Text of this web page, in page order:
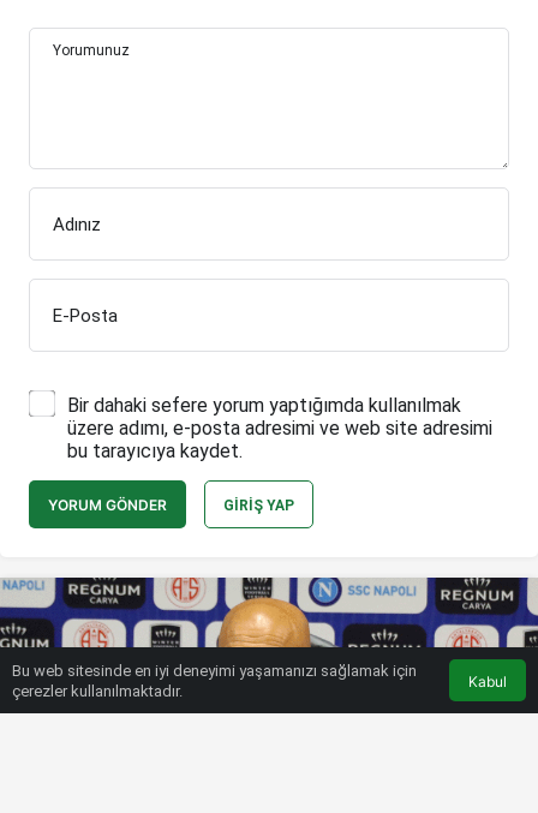
Yorumunuz
Adınız
E-Posta
Bir dahaki sefere yorum yaptığımda kullanılmak
üzere adımı, e-posta adresimi ve web site adresimi
bu tarayıcıya kaydet.
YORUM GÖNDER GIRIŞ YAP
Bu web sitesinde en iyi deneyimi yaşamanızı sağlamak için
çerezler kullanılmaktadır.
Kabul